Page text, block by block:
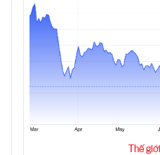
Thế giới